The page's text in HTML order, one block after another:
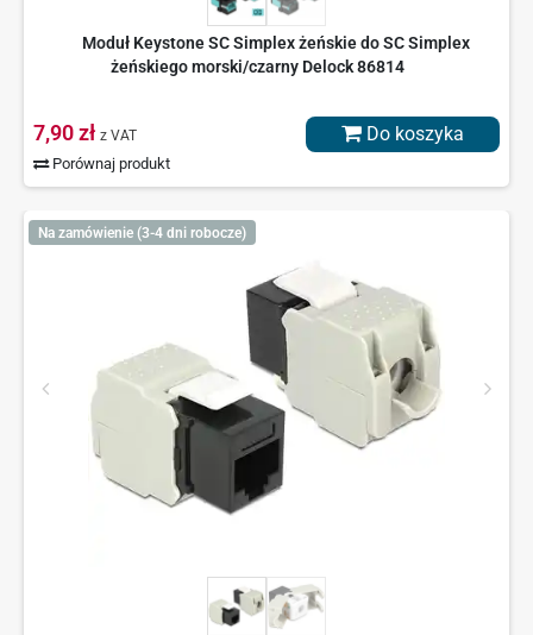
Moduł Keystone SC Simplex żeńskie do SC Simplex
żeńskiego morski/czarny Delock 86814
7,90 zł z VAT
Porównaj produkt
Do koszyka
Na zamówienie (3-4 dni robocze)